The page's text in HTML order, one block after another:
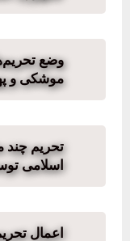
وضع
موشکی و
تحریم چند
اسلامی
اعمال